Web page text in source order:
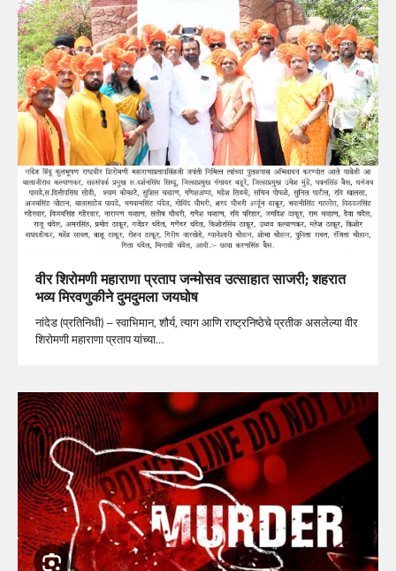
वीर शिरोमणी महाराणा प्रताप जन्मोसव उत्साहात साजरी; शहरात
भव्य मिरवणुकीने दुमदुमला जयघोष
नांदेड (प्रतिनिधी) – स्वाभिमान, शौर्य, त्याग आणि राष्ट्रनिष्ठेचे प्रतीक असलेल्या वीर
शिरोमणी महाराणा प्रताप यांच्या…